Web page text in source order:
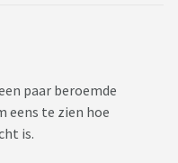
paar beroemde
eens te zien hoe
is.